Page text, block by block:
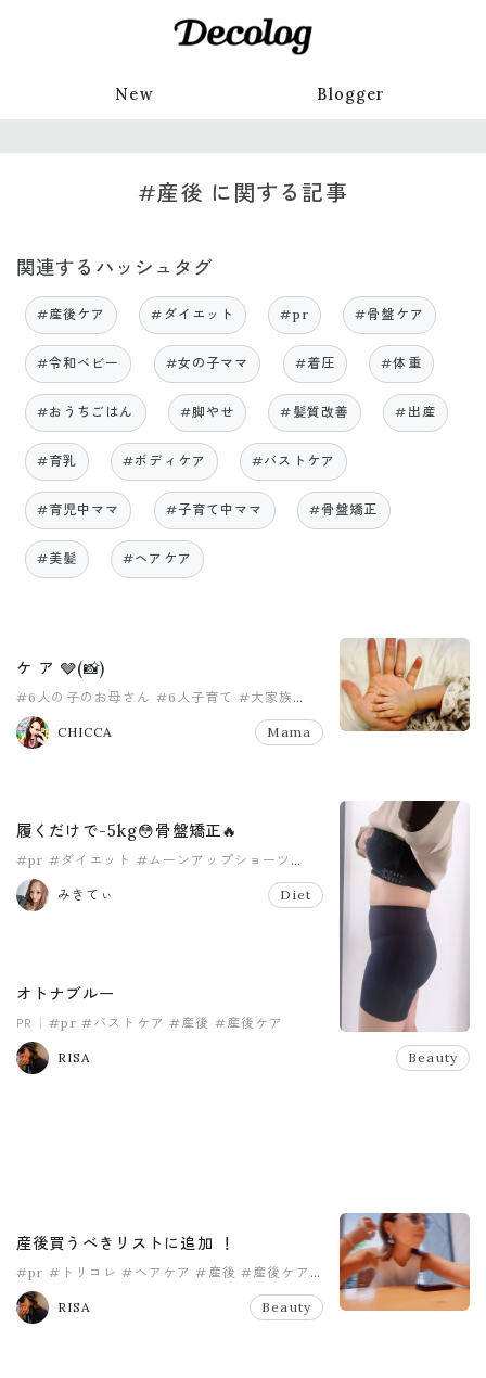
New Blogger
#産後 に関する記事
関連するハッシュタグ
#産後ケア #ダイエット #pr #骨盤ケア
#令和ベビー #女の子ママ #着圧 #体重
#おうちごはん #脚やせ #髪質改善 #出産
#育乳 #ボディケア #バストケア
#育児中ママ #子育て中ママ #骨盤矯正
#美髪 #ヘアケア
ケ ア 🩶(📸)
#6人の子のお母さん #6人子育て #大家族
#大家族ママ
#女の子育児
CHICCA
Mama
履くだけで-5kg😳骨盤矯正🔥
#pr #ダイエット #ムーンアップショーツ
#産後
みきてぃ
Diet
オトナブルー
PR #pr #バストケア #産後 #産後ケア
RISA Beauty
産後買うべきリストに追加 ！
#pr #トリコレ #ヘアケア #産後 #産後ケア
#美髪
RISA
Beauty